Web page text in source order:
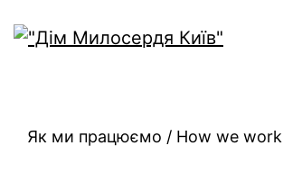
Як ми працюємо / How we work